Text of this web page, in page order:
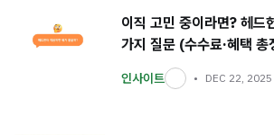
이직 고민 중이라면? 헤드
가지 질문 (수수료·혜택 총
인사이트 DEC 22, 2025